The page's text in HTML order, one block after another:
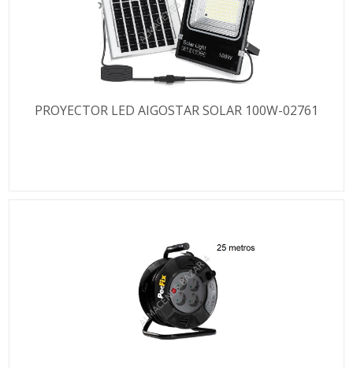
PROYECTOR LED AIGOSTAR SOLAR 100W-02761